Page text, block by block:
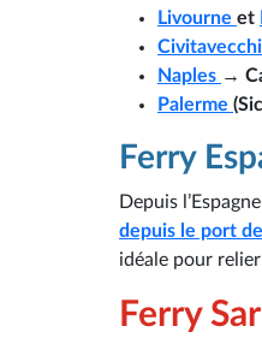
Livourne et
Naples →
Palerme
Ferry
Depuis
depuis le port
idéale pour
Ferry